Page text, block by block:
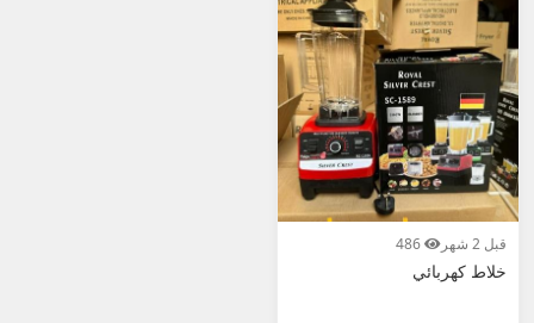
قبل 2 شهر
خلاط كهربائي